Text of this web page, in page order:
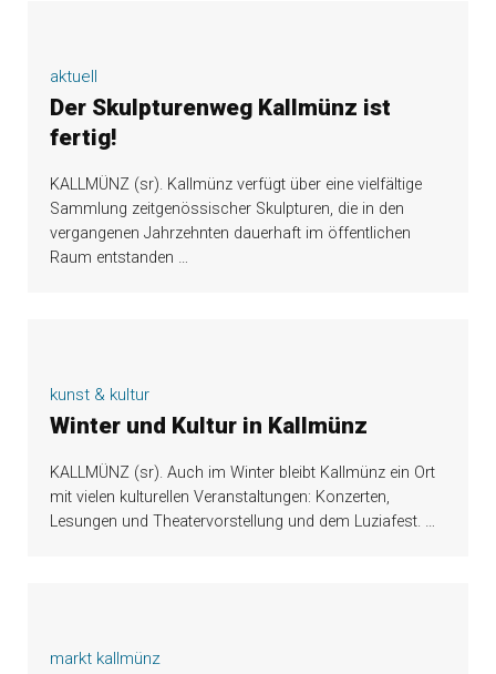
aktuell
Der Skulpturenweg Kallmünz ist
fertig!
KALLMÜNZ (sr). Kallmünz verfügt über eine vielfältige
Sammlung zeitgenössischer Skulpturen, die in den
vergangenen Jahrzehnten dauerhaft im öffentlichen
Raum entstanden …
kunst & kultur
Winter und Kultur in Kallmünz
KALLMÜNZ (sr). Auch im Winter bleibt Kallmünz ein Ort
mit vielen kulturellen Veranstaltungen: Konzerten,
Lesungen und Theatervorstellung und dem Luziafest. …
markt kallmünz